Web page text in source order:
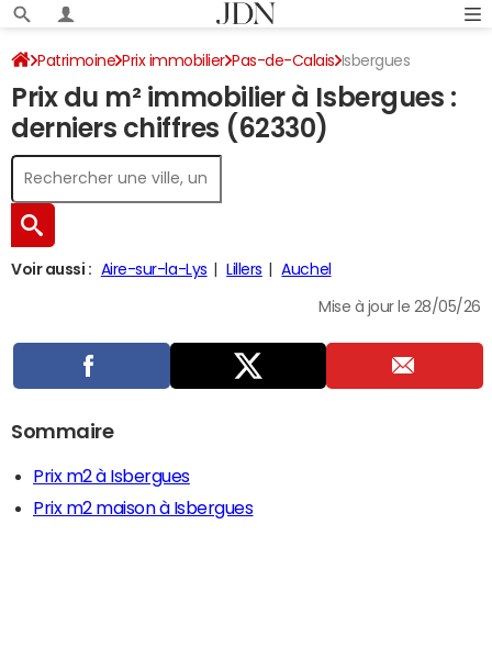
Patrimoine Prix immobilier Pas-de-Calais Isbergues
Prix du m² immobilier à Isbergues :
derniers chiffres (62330)
Voir aussi : Aire-sur-la-Lys Lillers Auchel
Mise à jour le 28/05/26
Sommaire
Prix m2 à Isbergues
Prix m2 maison à Isbergues